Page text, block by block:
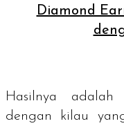
Diamond
Hasilnya adalah
dengan kilau